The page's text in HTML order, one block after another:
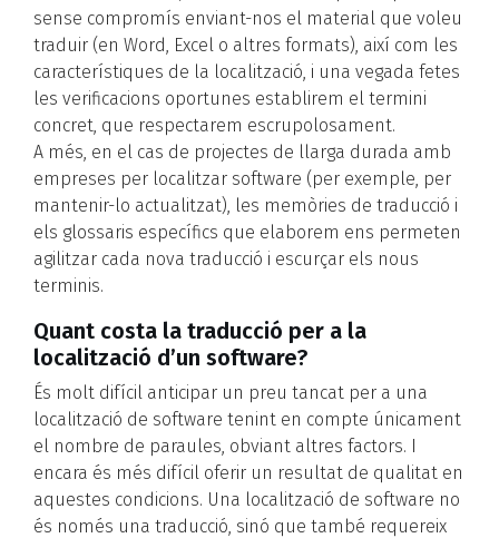
sense compromís enviant-nos el material que voleu
traduir (en Word, Excel o altres formats), així com les
característiques de la localització, i una vegada fetes
les verificacions oportunes establirem el termini
concret, que respectarem escrupolosament.
A més, en el cas de projectes de llarga durada amb
empreses per localitzar software (per exemple, per
mantenir-lo actualitzat), les memòries de traducció i
els glossaris específics que elaborem ens permeten
agilitzar cada nova traducció i escurçar els nous
terminis.
Quant costa la traducció per a la
localització d’un software?
És molt difícil anticipar un preu tancat per a una
localització de software tenint en compte únicament
el nombre de paraules, obviant altres factors. I
encara és més difícil oferir un resultat de qualitat en
aquestes condicions. Una localització de software no
és només una traducció, sinó que també requereix